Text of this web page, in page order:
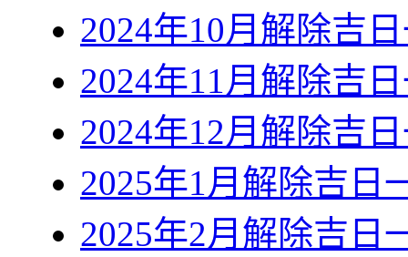
2024年10月解除吉
2024年11月解除吉
2024年12月解除吉
2025年1月解除吉日
2025年2月解除吉日